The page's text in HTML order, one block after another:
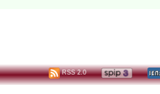
RSS 2.0